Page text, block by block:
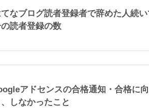
なブログ読者登録者で辞めた人続
読者登録の数
アドセンスの合格通知・合格に
、しなかったこと